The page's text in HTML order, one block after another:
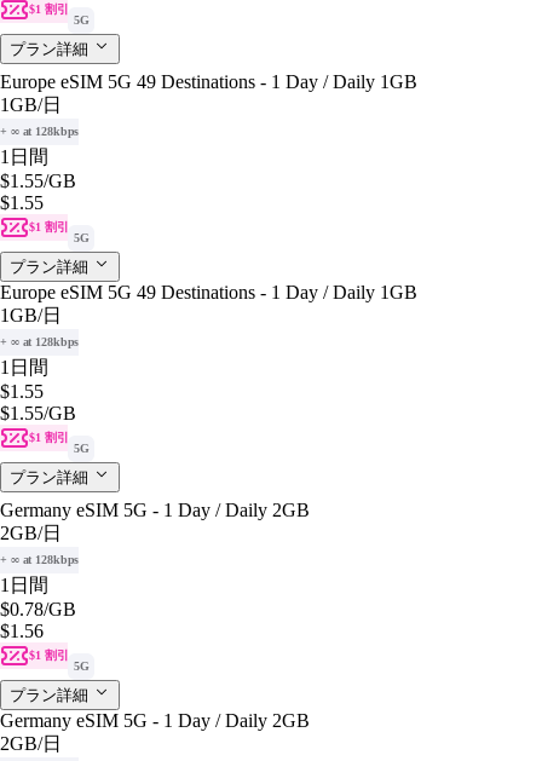
$1 割引
5G
プラン詳細
Europe eSIM 5G 49 Destinations - 1 Day / Daily 1GB
1GB/日
+ ∞ at 128kbps
1日間
$1.55/GB
$1.55
$1 割引
5G
プラン詳細
Europe eSIM 5G 49 Destinations - 1 Day / Daily 1GB
1GB/日
+ ∞ at 128kbps
1日間
$1.55
$1.55/GB
$1 割引
5G
プラン詳細
Germany eSIM 5G - 1 Day / Daily 2GB
2GB/日
+ ∞ at 128kbps
1日間
$0.78/GB
$1.56
$1 割引
5G
プラン詳細
Germany eSIM 5G - 1 Day / Daily 2GB
2GB/日